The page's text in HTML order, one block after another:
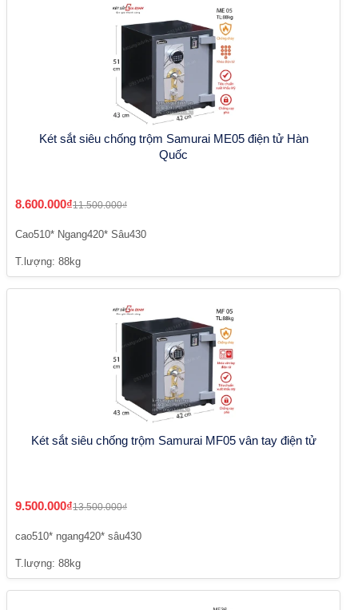
Két sắt siêu chống trộm Samurai ME05 điện tử Hàn
Quốc
8.600.000₫11.500.000₫
Cao510* Ngang420* Sâu430
T.lượng: 88kg
Két sắt siêu chống trộm Samurai MF05 vân tay điện tử
9.500.000₫13.500.000₫
cao510* ngang420* sâu430
T.lượng: 88kg